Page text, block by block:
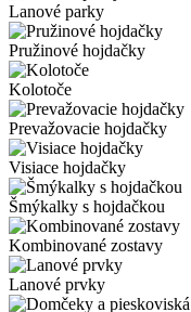
Lanové parky
Pružinové hojdačky
Kolotoče
Prevažovacie hojdačky
Visiace hojdačky
Šmýkalky s hojdačkou
Kombinované zostavy
Lanové prvky